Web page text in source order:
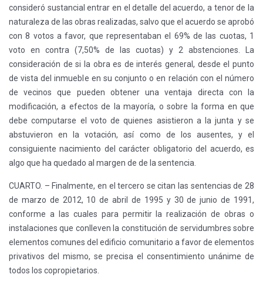
consideró sustancial entrar en el detalle del acuerdo, a tenor de la
naturaleza de las obras realizadas, salvo que el acuerdo se aprobó
con 8 votos a favor, que representaban el 69% de las cuotas, 1
voto en contra (7,50% de las cuotas) y 2 abstenciones. La
consideración de si la obra es de interés general, desde el punto
de vista del inmueble en su conjunto o en relación con el número
de vecinos que pueden obtener una ventaja directa con la
modificación, a efectos de la mayoría, o sobre la forma en que
debe computarse el voto de quienes asistieron a la junta y se
abstuvieron en la votación, así como de los ausentes, y el
consiguiente nacimiento del carácter obligatorio del acuerdo, es
algo que ha quedado al margen de de la sentencia.
CUARTO. – Finalmente, en el tercero se citan las sentencias de 28
de marzo de 2012, 10 de abril de 1995 y 30 de junio de 1991,
conforme a las cuales para permitir la realización de obras o
instalaciones que conlleven la constitución de servidumbres sobre
elementos comunes del edificio comunitario a favor de elementos
privativos del mismo, se precisa el consentimiento unánime de
todos los copropietarios.